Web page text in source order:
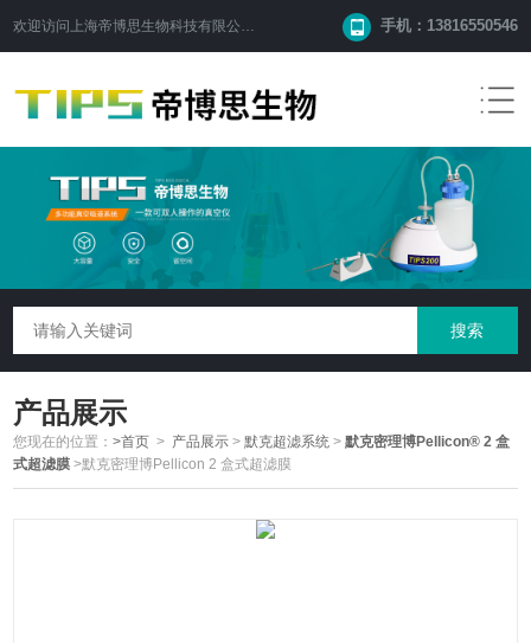
欢迎访问 上海帝博思生物科技有限公司 手机：13816550546
产品展示
您现在的位置：>首页 > 产品展示 >默克超滤系统 >默克密理博Pellicon® 2 盒
式超滤膜 >默克密理博Pellicon 2 盒式超滤膜